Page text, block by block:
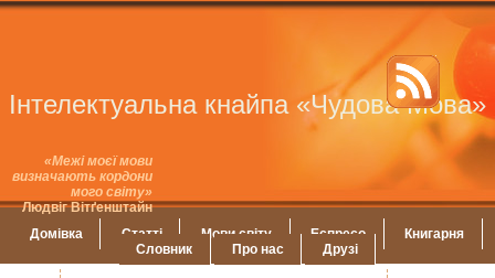
Інтелектуальна кнайпа «Чудова Мова»
«Межі моєї мови
визначають кордони
мого світу»
Людвіг Вітґенштайн
Домівка
Статті Мови світу Еспресо
Книгарня
Словник
Про нас Друзі